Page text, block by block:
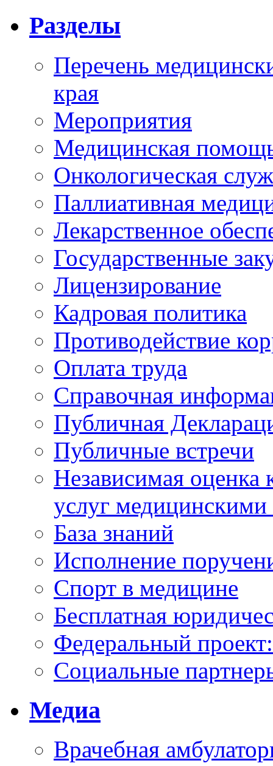
Разделы
Перечень
края
Мероприятия
Медицинская
Онкологическая
Паллиативная
Лекарственное
Государственные
Лицензирование
Кадровая политика
Противодействие
Оплата труда
Справочная
Публичная
Публичные встречи
Независимая оценка
услуг
База знаний
Исполнение
Спорт в медицине
Бесплатная
Федеральный
Социальные
Медиа
Врачебная